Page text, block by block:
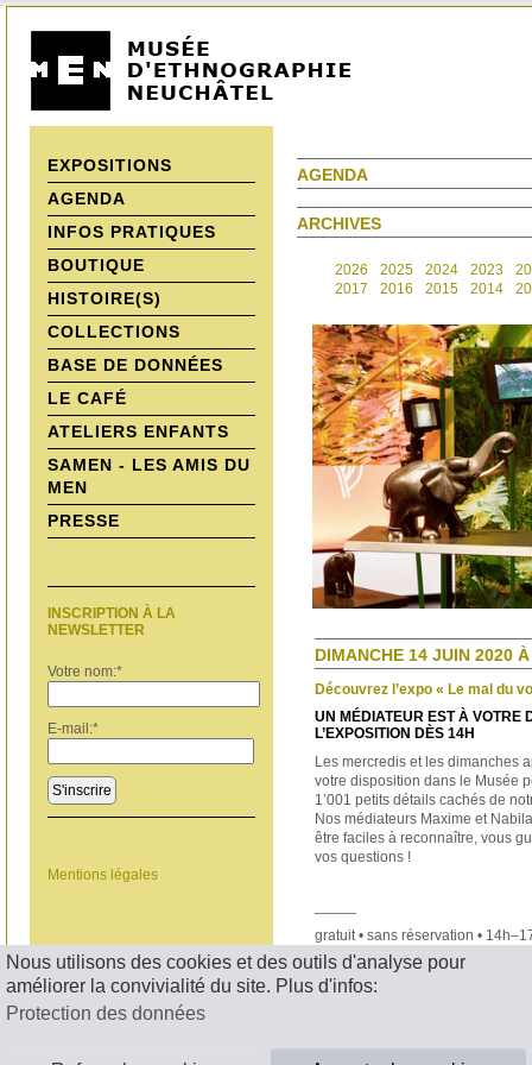
Nous utilisons des cookies et des outils d'analyse pour
améliorer la convivialité du site. Plus d'infos:
Protection des données
EXPOSITIONS
AGENDA
INFOS PRATIQUES
BOUTIQUE
HISTOIRE(S)
COLLECTIONS
BASE DE DONNÉES
LE CAFÉ
ATELIERS ENFANTS
SAMEN - LES AMIS DU
MEN
PRESSE
INSCRIPTION À LA
NEWSLETTER
Votre nom:*
E-mail:*
S'inscrire
Mentions légales
AGENDA
ARCHIVES
2026 2025 2024 2023
2017
2016 2015 2014
DIMANCHE 14 JUIN 2020
Découvrez l’expo « Le mal du
UN MÉDIATEUR EST À VOTRE
L’EXPOSITION DÈS 14H
Les mercredis et les dimanches
votre disposition dans le Musée
1’001 petits détails cachés de
Nos médiateurs Maxime et
être faciles à reconnaître, vous
vos questions !
gratuit • sans réservation •
< RETOUR